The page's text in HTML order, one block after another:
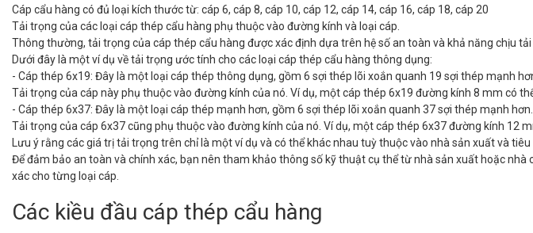
Cáp cẩu hàng có đủ loại kích thước từ: cáp 6, cáp 8, cáp 10, cáp 12, cáp 14, cáp 16, cáp 18, cáp 20
Tải trọng của các loại cáp thép cẩu hàng phụ thuộc vào đường kính và loại cáp.
Thông thường, tải trọng của cáp thép cẩu hàng được xác định dựa trên hệ số an toàn và khả năng chịu tải
Dưới đây là một ví dụ về tải trọng ước tính cho các loại cáp thép cẩu hàng thông dụng:
- Cáp thép 6x19: Đây là một loại cáp thép thông dụng, gồm 6 sợi thép lõi xoắn quanh 19 sợi thép mạnh
Tải trọng của cáp này phụ thuộc vào đường kính của nó. Ví dụ, một cáp thép 6x19 đường kính 8 mm có
- Cáp thép 6x37: Đây là một loại cáp thép mạnh hơn, gồm 6 sợi thép lõi xoắn quanh 37 sợi thép mạnh hơn.
Tải trọng của cáp 6x37 cũng phụ thuộc vào đường kính của nó. Ví dụ, một cáp thép 6x37 đường kính 12
Lưu ý rằng các giá trị tải trọng trên chỉ là một ví dụ và có thể khác nhau tuỳ thuộc vào nhà sản xuất và tiêu
Để đảm bảo an toàn và chính xác, bạn nên tham khảo thông số kỹ thuật cụ thể từ nhà sản xuất hoặc nhà
xác cho từng loại cáp.
Các kiều đầu cáp thép cẩu hàng